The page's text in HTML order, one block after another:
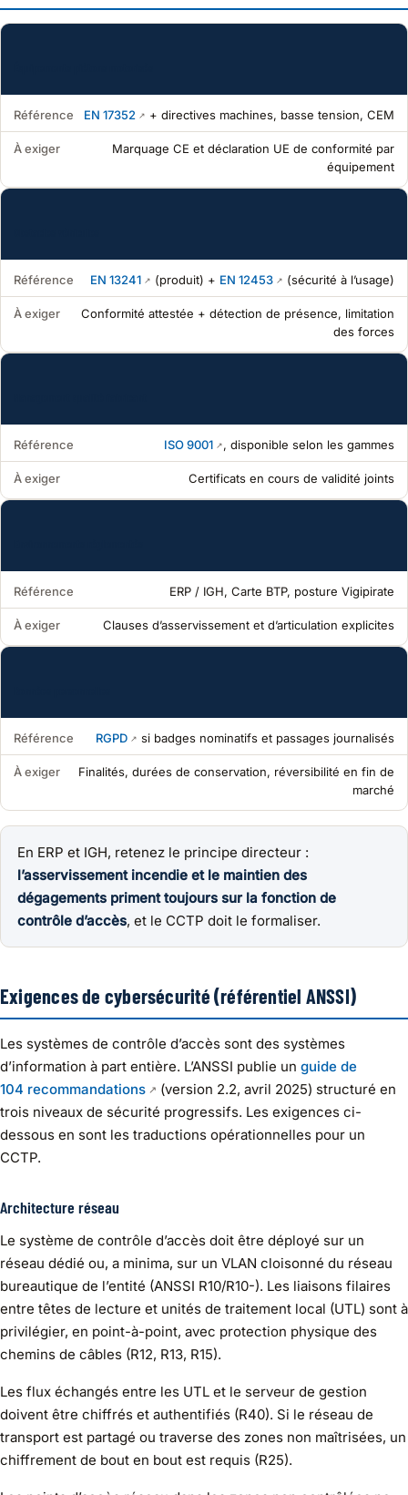
Référence EN 17352 + directives machines, basse tension, CEM
À exiger
Marquage CE et déclaration UE de conformité par
équipement
Référence EN 13241 (produit) + EN 12453 (sécurité à l’usage)
À exiger
Conformité attestée + détection de présence, limitation
des forces
Référence ISO 9001 , disponible selon les gammes
À exiger Certificats en cours de validité joints
Référence ERP / IGH, Carte BTP, posture Vigipirate
À exiger Clauses d’asservissement et d’articulation explicites
Référence RGPD si badges nominatifs et passages journalisés
À exiger
Finalités, durées de conservation, réversibilité en fin de
marché
En ERP et IGH, retenez le principe directeur :
l’asservissement incendie et le maintien des
dégagements priment toujours sur la fonction de
contrôle d’accès, et le CCTP doit le formaliser.
Exigences de cybersécurité (référentiel ANSSI)
Les systèmes de contrôle d’accès sont des systèmes
d’information à part entière. L’ANSSI publie un guide de
104 recommandations
(version 2.2, avril 2025) structuré en
trois niveaux de sécurité progressifs. Les exigences ci-
dessous en sont les traductions opérationnelles pour un
CCTP.
Architecture réseau
Le système de contrôle d’accès doit être déployé sur un
réseau dédié ou, a minima, sur un VLAN cloisonné du réseau
bureautique de l’entité (ANSSI R10/R10-). Les liaisons filaires
entre têtes de lecture et unités de traitement local (UTL) sont à
privilégier, en point-à-point, avec protection physique des
chemins de câbles (R12, R13, R15).
Les flux échangés entre les UTL et le serveur de gestion
doivent être chiffrés et authentifiés (R40). Si le réseau de
transport est partagé ou traverse des zones non maîtrisées, un
chiffrement de bout en bout est requis (R25).